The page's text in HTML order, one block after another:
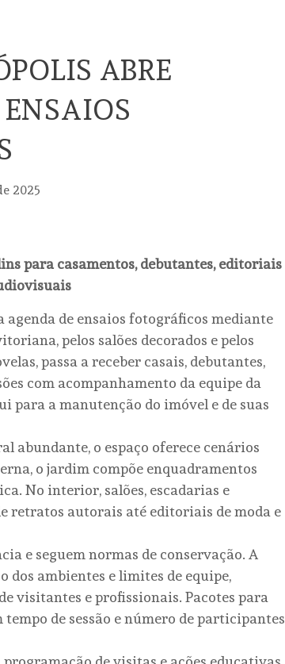
ABRE
2025
para casamentos, debutantes, editoriais
de ensaios fotográficos mediante
pelos salões decorados e pelos
passa a receber casais, debutantes,
com acompanhamento da equipe da
para a manutenção do imóvel e de suas
abundante, o espaço oferece cenários
o jardim compõe enquadramentos
No interior, salões, escadarias e
retratos autorais até editoriais de moda e
e seguem normas de conservação. A
ambientes e limites de equipe,
visitantes e profissionais. Pacotes para
de sessão e número de participantes